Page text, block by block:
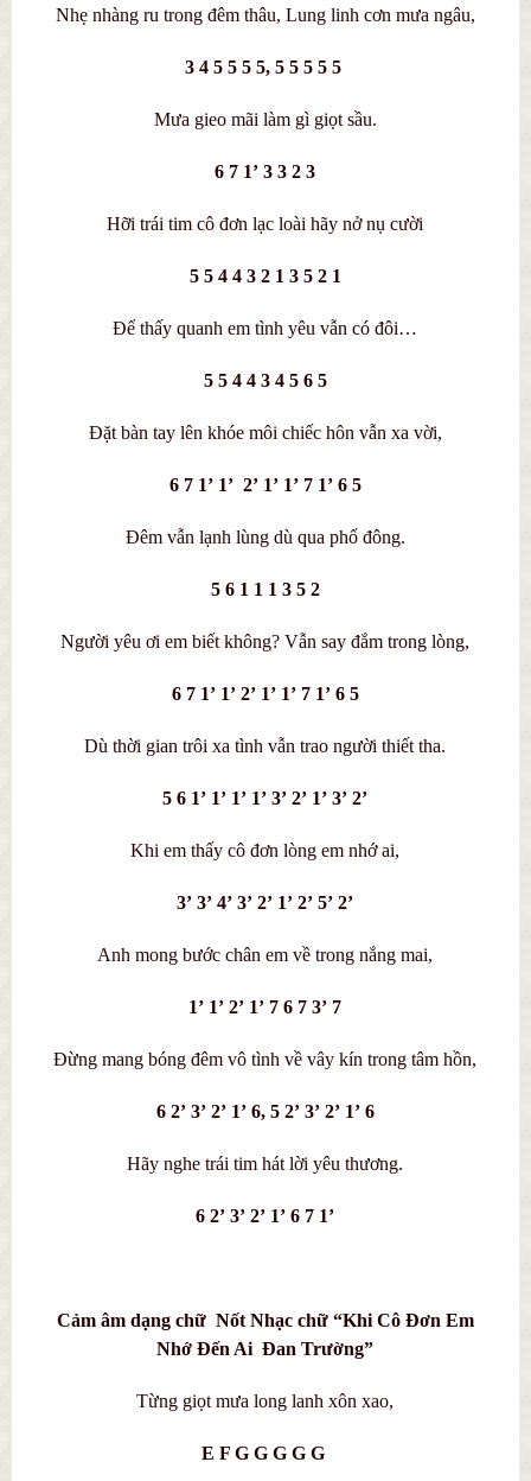
Nhẹ nhàng ru trong đêm thâu, Lung linh cơn mưa ngâu,
3 4 5 5 5 5, 5 5 5 5 5
Mưa gieo mãi làm gì giọt sầu.
6 7 1’ 3 3 2 3
Hỡi trái tim cô đơn lạc loài hãy nở nụ cười
5 5 4 4 3 2 1 3 5 2 1
Để thấy quanh em tình yêu vẫn có đôi…
5 5 4 4 3 4 5 6 5
Đặt bàn tay lên khóe môi chiếc hôn vẫn xa vời,
6 7 1’ 1’ 2’ 1’ 1’ 7 1’ 6 5
Đêm vẫn lạnh lùng dù qua phố đông.
5 6 1 1 1 3 5 2
Người yêu ơi em biết không? Vẫn say đắm trong lòng,
6 7 1’ 1’ 2’ 1’ 1’ 7 1’ 6 5
Dù thời gian trôi xa tình vẫn trao người thiết tha.
5 6 1’ 1’ 1’ 1’ 3’ 2’ 1’ 3’ 2’
Khi em thấy cô đơn lòng em nhớ ai,
3’ 3’ 4’ 3’ 2’ 1’ 2’ 5’ 2’
Anh mong bước chân em về trong nắng mai,
1’ 1’ 2’ 1’ 7 6 7 3’ 7
Đừng mang bóng đêm vô tình về vây kín trong tâm hồn,
6 2’ 3’ 2’ 1’ 6, 5 2’ 3’ 2’ 1’ 6
Hãy nghe trái tim hát lời yêu thương.
6 2’ 3’ 2’ 1’ 6 7 1’
Cảm âm dạng chữ Nốt Nhạc chữ “Khi Cô Đơn Em
Nhớ Đến Ai Đan Trường”
Từng giọt mưa long lanh xôn xao,
E F G G G G G